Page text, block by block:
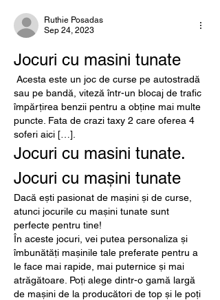
Ruthie Posadas
Sep 24, 2023
Jocuri cu masini tunate
sau pe bandă, viteză într-un blocaj de trafic
împărțirea benzii pentru a obține mai multe
puncte. Fata de crazi taxy 2 care oferea 4
soferi aici […].
Jocuri cu masini tunate.
Jocuri cu mașini tunate
Dacă ești pasionat de mașini și de curse,
atunci jocurile cu mașini tunate sunt
perfecte pentru tine!
În aceste jocuri, vei putea personaliza și
îmbunătăți mașinile tale preferate pentru a
le face mai rapide, mai puternice și mai
atrăgătoare. Poți alege dintr-o gamă largă
de mașini de la producători de top și le poți